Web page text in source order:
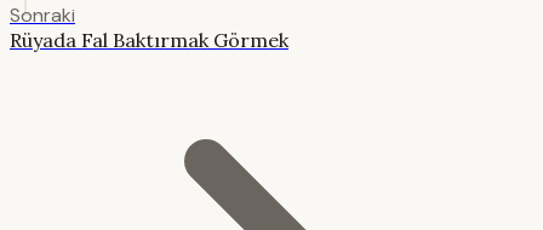
Sonraki
Rüyada Fal Baktırmak Görmek